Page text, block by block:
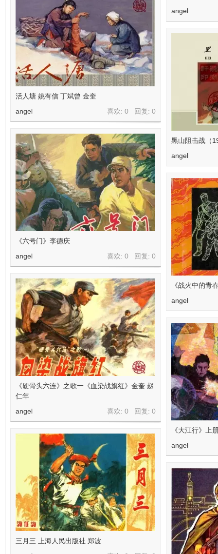
angel
活人塘 姚有信 丁斌曾 金奎
喜欢: 0 回复: 0
angel
黑山阻击战（
angel
《六号门》李德庆
喜欢: 0 回复: 0
angel
《战火中的青
angel
《硬骨头六连》之歌一《血染战旗红》金奎 赵
仁年
喜欢: 0 回复: 0
angel
《大江行》上
angel
三月三 上海人民出版社 郑波